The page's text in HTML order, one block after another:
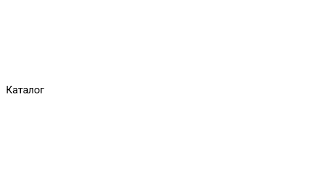
Каталог